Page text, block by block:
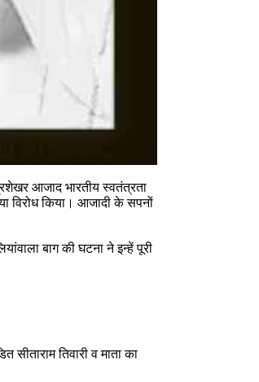
आजाद भारतीय स्वतंत्रता
विरोध किया। आजादी के सपनों
बाग की घटना ने इन्हें पूरी
तिवारी व माता का